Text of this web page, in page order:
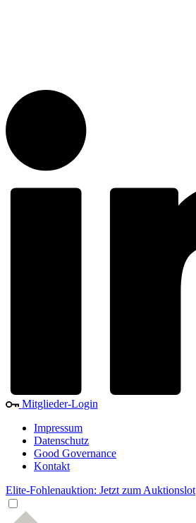
Mitglieder-Login
Impressum
Datenschutz
Good Governance
Kontakt
Elite-Fohlenauktion: Jetzt zum Auktionslot